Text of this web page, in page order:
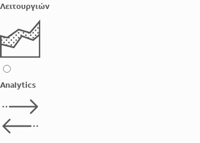
Λειτουργιών
Analytics